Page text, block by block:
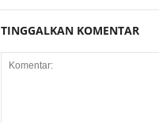
TINGGALKAN KOMENTAR